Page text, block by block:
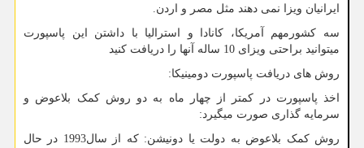
ایرانیان ویزا نمی دهند مثل مصر و اردن.
سه کشورمهم آمریکا، کانادا و استرالیا با داشتن این پاسپورت
میتوانید براحتی ویزای 10 ساله آنها را دریافت کنید
روش های دریافت پاسپورت دومینیکا:
اخذ پاسپورت در کمتر از چهار ماه به دو روش کمک بلاعوض و
سرمایه گذاری صورت میگیرد:
روش کمک بلاعوض به دولت یا دونیشن: که از سال1993 در حال